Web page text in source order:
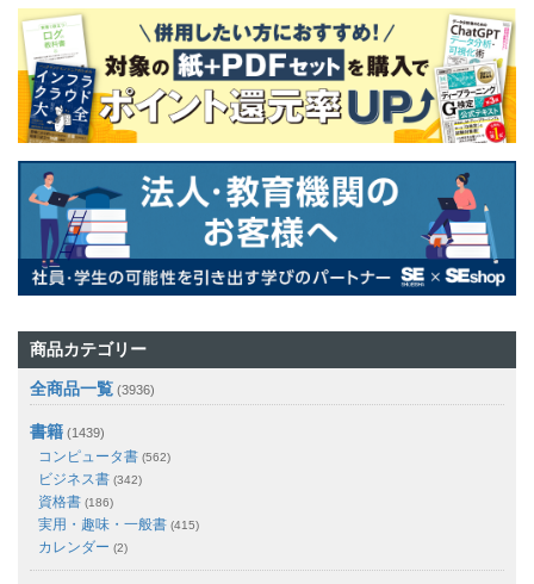
商品カテゴリー
全商品一覧 (3936)
書籍 (1439)
コンピュータ書 (562)
ビジネス書 (342)
資格書 (186)
実用・趣味・一般書 (415)
カレンダー (2)